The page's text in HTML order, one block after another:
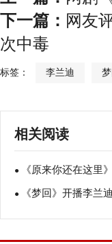
下一篇： 网友
次中毒
标签： 李兰迪
相关阅读
● 《原来你还在这里
● 《梦回》开播李兰
其不意看点满满